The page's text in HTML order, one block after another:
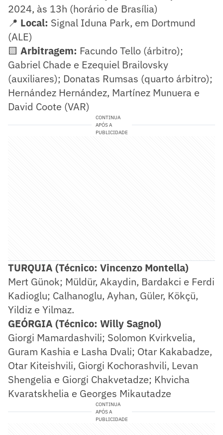
2024, às 13h (horário de Brasília)
📍 Local: Signal Iduna Park, em Dortmund
(ALE)
🟨 Arbitragem: Facundo Tello (árbitro);
Gabriel Chade e Ezequiel Brailovsky
(auxiliares); Donatas Rumsas (quarto árbitro);
Hernández Hernández, Martínez Munuera e
David Coote (VAR)
CONTINUA
APÓS A
PUBLICIDADE
TURQUIA (Técnico: Vincenzo Montella)
Mert Günok; Müldür, Akaydin, Bardakci e Ferdi
Kadioglu; Calhanoglu, Ayhan, Güler, Kökçü,
Yildiz e Yilmaz.
GEÓRGIA (Técnico: Willy Sagnol)
Giorgi Mamardashvili; Solomon Kvirkvelia,
Guram Kashia e Lasha Dvali; Otar Kakabadze,
Otar Kiteishvili, Giorgi Kochorashvili, Levan
Shengelia e Giorgi Chakvetadze; Khvicha
Kvaratskhelia e Georges Mikautadze
CONTINUA
APÓS A
PUBLICIDADE